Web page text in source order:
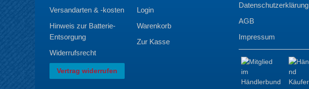
Versandarten & -kosten
Hinweis zur Batterie-
Entsorgung
Widerrufsrecht
Vertrag widerrufen
Login
Warenkorb
Zur Kasse
Datenschutzerklärung
AGB
Impressum